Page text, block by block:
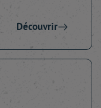
Découvrir